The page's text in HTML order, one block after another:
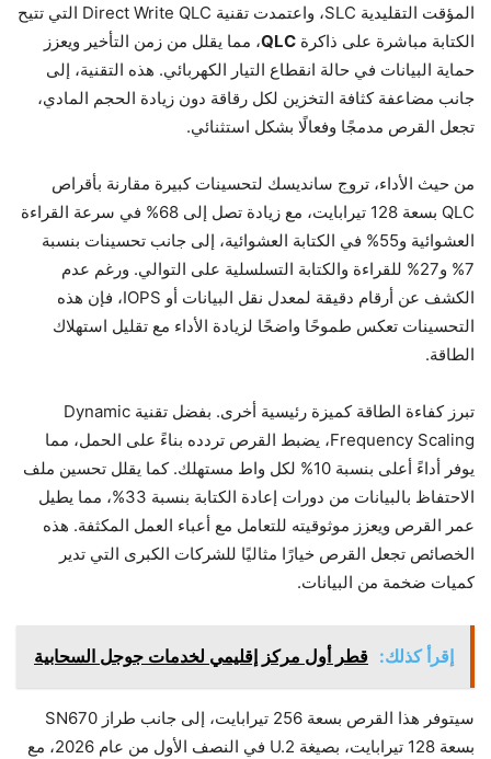
المؤقت التقليدية SLC، واعتمدت تقنية Direct Write QLC التي تتيح
الكتابة مباشرة على ذاكرة QLC، مما يقلل من زمن التأخير ويعزز
حماية البيانات في حالة انقطاع التيار الكهربائي. هذه التقنية، إلى
جانب مضاعفة كثافة التخزين لكل رقاقة دون زيادة الحجم المادي،
تجعل القرص مدمجًا وفعالًا بشكل استثنائي.
من حيث الأداء، تروج سانديسك لتحسينات كبيرة مقارنة بأقراص
QLC بسعة 128 تيرابايت، مع زيادة تصل إلى 68% في سرعة القراءة
العشوائية و55% في الكتابة العشوائية، إلى جانب تحسينات بنسبة
7% و27% للقراءة والكتابة التسلسلية على التوالي. ورغم عدم
الكشف عن أرقام دقيقة لمعدل نقل البيانات أو IOPS، فإن هذه
التحسينات تعكس طموحًا واضحًا لزيادة الأداء مع تقليل استهلاك
الطاقة.
تبرز كفاءة الطاقة كميزة رئيسية أخرى. بفضل تقنية Dynamic
Frequency Scaling، يضبط القرص تردده بناءً على الحمل، مما
يوفر أداءً أعلى بنسبة 10% لكل واط مستهلك. كما يقلل تحسين ملف
الاحتفاظ بالبيانات من دورات إعادة الكتابة بنسبة 33%، مما يطيل
عمر القرص ويعزز موثوقيته للتعامل مع أعباء العمل المكثفة. هذه
الخصائص تجعل القرص خيارًا مثاليًا للشركات الكبرى التي تدير
كميات ضخمة من البيانات.
إقرأ كذلك: قطر أول مركز إقليمي لخدمات جوجل السحابية
سيتوفر هذا القرص بسعة 256 تيرابايت، إلى جانب طراز SN670
بسعة 128 تيرابايت، بصيغة U.2 في النصف الأول من عام 2026، مع